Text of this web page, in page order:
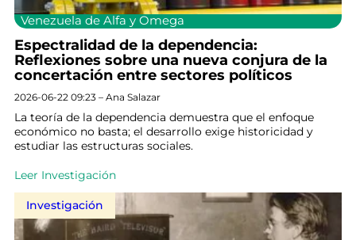
Venezuela de Alfa y Omega
Espectralidad de la dependencia:
Reflexiones sobre una nueva conjura de la
concertación entre sectores políticos
2026-06-22 09:23 – Ana Salazar
La teoría de la dependencia demuestra que el enfoque
económico no basta; el desarrollo exige historicidad y
estudiar las estructuras sociales.
Leer Investigación
Investigación